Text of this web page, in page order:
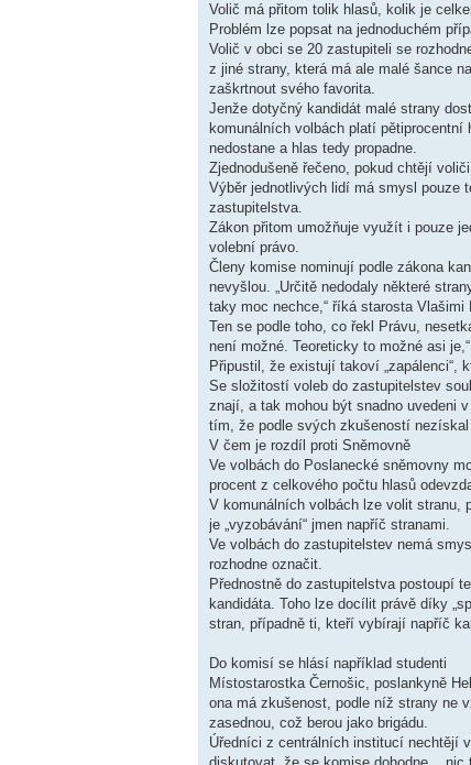
Volič má přitom tolik hlasů, kolik je
Problém lze popsat na jednoduchém
Volič v obci se 20 zastupiteli se
z jiné strany, která má ale malé šance
zaškrtnout svého favorita.
Jenže dotyčný kandidát malé strany
komunálních volbách platí
nedostane a hlas tedy propadne.
Zjednodušeně řečeno, pokud chtějí
Výběr jednotlivých lidí má smysl pouze
zastupitelstva.
Zákon přitom umožňuje využít i pouze
volební právo.
Členy komise nominují podle zákona
nevyšlou. „Určitě nedodaly některé
taky moc nechce,“ říká starosta Vlašimi
Ten se podle toho, co řekl Právu,
není možné. Teoreticky to možné asi
Připustil, že existují takoví „zapálenci“,
Se složitostí voleb do zastupitelstev
znají, a tak mohou být snadno uvedeni
tím, že podle svých zkušeností
V čem je rozdíl proti Sněmovně
Ve volbách do Poslanecké sněmovny
procent z celkového počtu hlasů
V komunálních volbách lze volit stranu,
je „vyzobávání“ jmen napříč stranami.
Ve volbách do zastupitelstev nemá
rozhodne označit.
Přednostně do zastupitelstva postoupí
kandidáta. Toho lze docílit právě díky
stran, případně ti, kteří vybírají napříč
Do komisí se hlásí například studenti
Místostarostka Černošic, poslankyně
ona má zkušenost, podle níž strany ne
zasednou, což berou jako brigádu.
Úředníci z centrálních institucí nechtějí